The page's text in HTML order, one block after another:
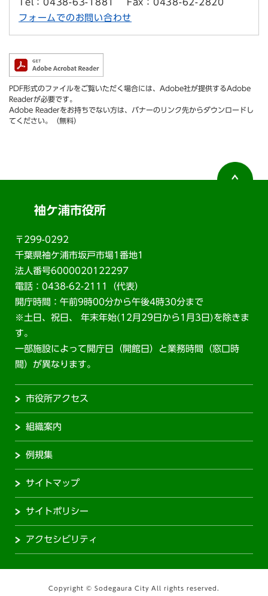
Tel：0438-63-1881
Fax：0438-62-2820
フォームでのお問い合わせ
PDF形式のファイルをご覧いただく場合には、Adobe社が提供するAdobe
Readerが必要です。
Adobe Readerをお持ちでない方は、バナーのリンク先からダウンロードし
てください。（無料）
袖ケ浦市役所
〒299-0292
千葉県袖ケ浦市坂戸市場1番地1
法人番号6000020122297
電話：0438-62-2111（代表）
開庁時間：午前9時00分から午後4時30分まで
※土日、祝日、 年末年始(12月29日から1月3日)を除きま
す。
一部施設によって開庁日（開館日）と業務時間（窓口時
間）が異なります。
市役所アクセス
組織案内
例規集
サイトマップ
サイトポリシー
アクセシビリティ
Copyright © Sodegaura City All rights reserved.